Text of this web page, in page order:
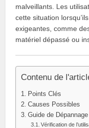
malveillants. Les
cette situation
exigeantes, comme
matériel dépassé ou
Contenu de
Points Clés
Causes Possibles
Guide de
Vérification de